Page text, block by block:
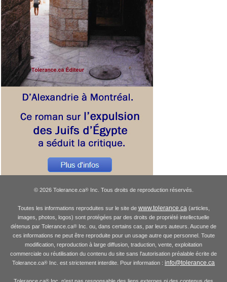
© 2026 Tolerance.ca®Inc. Tous droits de reproduction réservés.
Toutes les informations reproduites sur le site de www.tolerance.ca(articles,
images, photos, logos) sont protégées par des droits de propriété intellectuelle
détenus par Tolerance.ca® Inc. ou, dans certains cas, par leurs auteurs. Aucune de
ces informations ne peut être reproduite pour un usage autre que personnel. Toute
modification, reproduction à large diffusion, traduction, vente, exploitation
commerciale ou réutilisation du contenu du site sans l'autorisation préalable écrite de
Tolerance.ca® Inc. est strictement interdite. Pour information : info@tolerance.ca